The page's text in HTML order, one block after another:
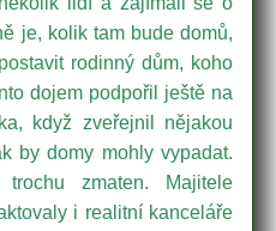
je, kolik tam bude domů,
rodinný dům, koho
dojem podpořil ještě na
když zveřejnil nějakou
by domy mohly vypadat.
zmaten. Majitele
i realitní kanceláře